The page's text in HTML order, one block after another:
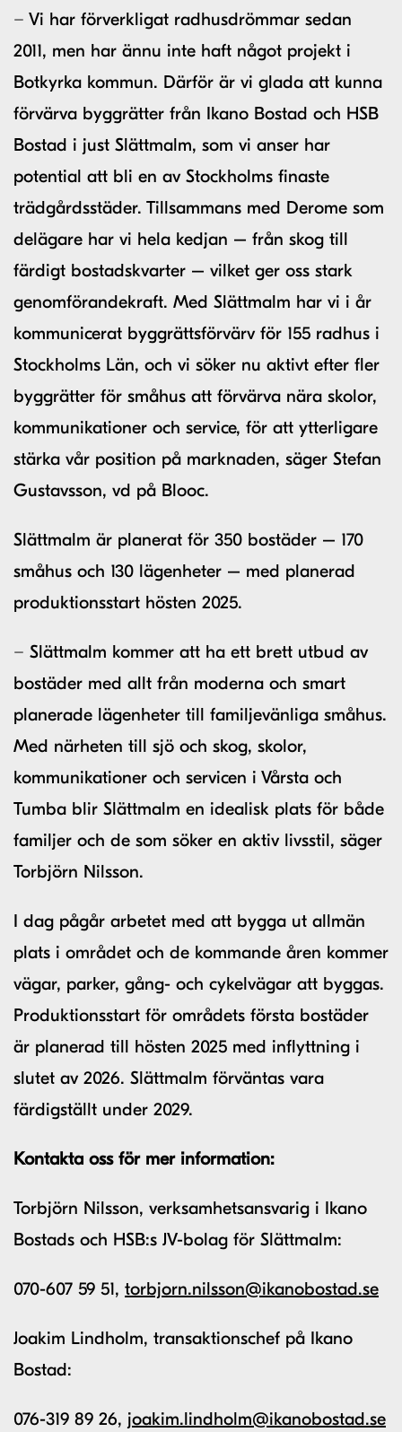
− Vi har förverkligat radhusdrömmar sedan
2011, men har ännu inte haft något projekt i
Botkyrka kommun. Därför är vi glada att kunna
förvärva byggrätter från Ikano Bostad och HSB
Bostad i just Slättmalm, som vi anser har
potential att bli en av Stockholms finaste
trädgårdsstäder. Tillsammans med Derome som
delägare har vi hela kedjan – från skog till
färdigt bostadskvarter – vilket ger oss stark
genomförandekraft. Med Slättmalm har vi i år
kommunicerat byggrättsförvärv för 155 radhus i
Stockholms Län, och vi söker nu aktivt efter fler
byggrätter för småhus att förvärva nära skolor,
kommunikationer och service, för att ytterligare
stärka vår position på marknaden, säger Stefan
Gustavsson, vd på Blooc.
Slättmalm är planerat för 350 bostäder – 170
småhus och 130 lägenheter – med planerad
produktionsstart hösten 2025.
− Slättmalm kommer att ha ett brett utbud av
bostäder med allt från moderna och smart
planerade lägenheter till familjevänliga småhus.
Med närheten till sjö och skog, skolor,
kommunikationer och servicen i Vårsta och
Tumba blir Slättmalm en idealisk plats för både
familjer och de som söker en aktiv livsstil, säger
Torbjörn Nilsson.
I dag pågår arbetet med att bygga ut allmän
plats i området och de kommande åren kommer
vägar, parker, gång- och cykelvägar att byggas.
Produktionsstart för områdets första bostäder
är planerad till hösten 2025 med inflyttning i
slutet av 2026. Slättmalm förväntas vara
färdigställt under 2029.
Kontakta oss för mer information:
Torbjörn Nilsson, verksamhetsansvarig i Ikano
Bostads och HSB:s JV-bolag för Slättmalm:
070-607 59 51, torbjorn.nilsson@ikanobostad.se
Joakim Lindholm, transaktionschef på Ikano
Bostad:
076-319 89 26, joakim.lindholm@ikanobostad.se